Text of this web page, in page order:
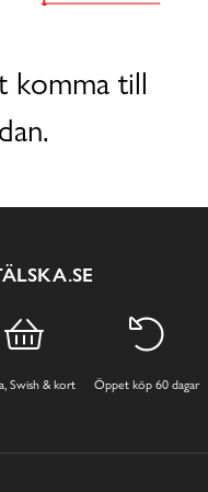
till
Swish & kort Öppet köp 60 dagar